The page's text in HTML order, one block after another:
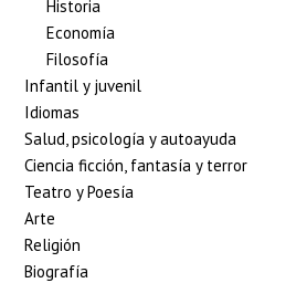
Historia
Economía
Filosofía
Infantil y juvenil
Idiomas
Salud, psicología y autoayuda
Ciencia ficción, fantasía y terror
Teatro y Poesía
Arte
Religión
Biografía